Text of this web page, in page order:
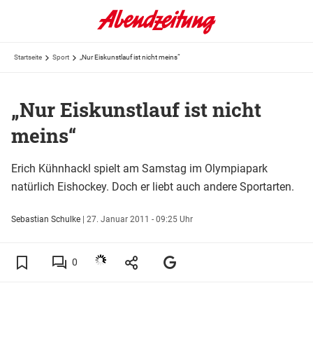
Startseite Sport „Nur Eiskunstlauf ist nicht meins“
„Nur Eiskunstlauf ist nicht
meins“
Erich Kühnhackl spielt am Samstag im Olympiapark
natürlich Eishockey. Doch er liebt auch andere Sportarten.
Sebastian Schulke | 27. Januar 2011 - 09:25 Uhr
0